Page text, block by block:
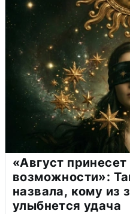
«Август
возможности»:
назвала, кому из
улыбнется удача